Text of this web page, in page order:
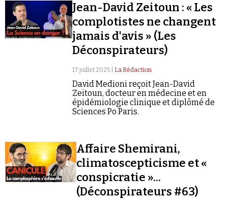
Jean-David Zeitoun : « Les
complotistes ne changent
jamais d'avis » (Les
Déconspirateurs)
17 juillet 2025 | La Rédaction
David Medioni reçoit Jean-David
Zeitoun, docteur en médecine et en
épidémiologie clinique et diplômé de
Sciences Po Paris.
Affaire Shemirani,
climatoscepticisme et «
conspicratie »...
(Déconspirateurs #63)